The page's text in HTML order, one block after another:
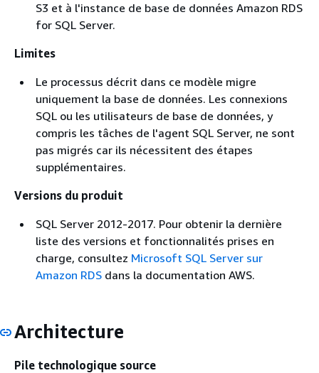
S3 et à l'instance de base de données Amazon RDS
for SQL Server.
Limites
Le processus décrit dans ce modèle migre
uniquement la base de données. Les connexions
SQL ou les utilisateurs de base de données, y
compris les tâches de l'agent SQL Server, ne sont
pas migrés car ils nécessitent des étapes
supplémentaires.
Versions du produit
SQL Server 2012-2017. Pour obtenir la dernière
liste des versions et fonctionnalités prises en
charge, consultez Microsoft SQL Server sur
Amazon RDS dans la documentation AWS.
Architecture
Pile technologique source